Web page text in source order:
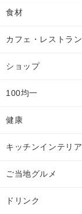
食材
カフェ・レストラン
ショップ
100均一
健康
キッチンインテリア
ご当地グルメ
ドリンク